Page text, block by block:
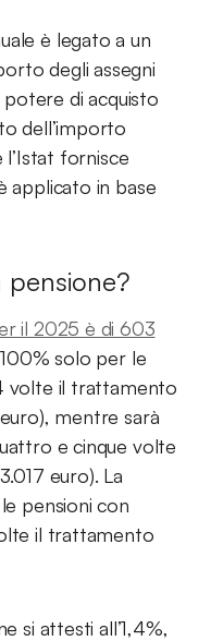
è legato a un
degli assegni
potere di acquisto
dell’importo
l’Istat fornisce
applicato in base
pensione?
il 2025 è di 603
solo per le
volte il trattamento
mentre sarà
e cinque volte
euro). La
pensioni con
il trattamento
si attesti all’1,4%,